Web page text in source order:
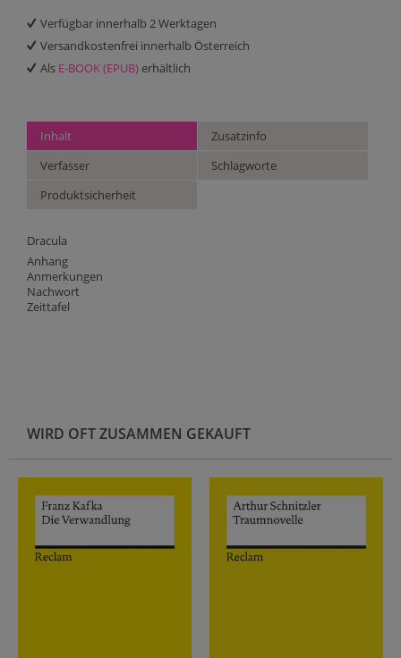
Verfügbar innerhalb 2 Werktagen
Versandkostenfrei innerhalb Österreich
Als E-BOOK (EPUB) erhältlich
Inhalt
Zusatzinfo
Verfasser
Schlagworte
Produktsicherheit
Dracula
Anhang
Anmerkungen
Nachwort
Zeittafel
WIRD OFT ZUSAMMEN GEKAUFT